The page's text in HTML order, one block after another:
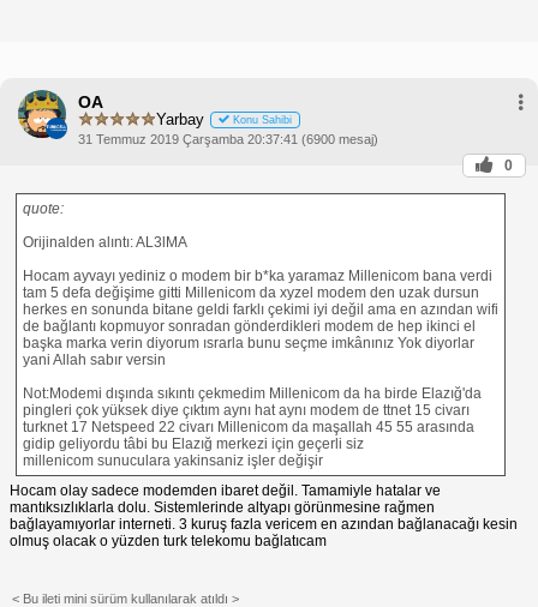
OA
Yarbay Konu Sahibi
31 Temmuz 2019 Çarşamba 20:37:41 (6900 mesaj)
0
quote:
Orijinalden alıntı: AL3lMA
Hocam ayvayı yediniz o modem bir b*ka yaramaz Millenicom bana verdi
tam 5 defa değişime gitti Millenicom da xyzel modem den uzak dursun
herkes en sonunda bitane geldi farklı çekimi iyi değil ama en azından wifi
de bağlantı kopmuyor sonradan gönderdikleri modem de hep ikinci el
başka marka verin diyorum ısrarla bunu seçme imkânınız Yok diyorlar
yani Allah sabır versin
Not:Modemi dışında sıkıntı çekmedim Millenicom da ha birde Elazığ'da
pingleri çok yüksek diye çıktım aynı hat aynı modem de ttnet 15 civarı
turknet 17 Netspeed 22 civarı Millenicom da maşallah 45 55 arasında
gidip geliyordu tâbi bu Elazığ merkezi için geçerli siz
millenicom sunuculara yakinsaniz işler değişir
Hocam olay sadece modemden ibaret değil. Tamamiyle hatalar ve
mantıksızlıklarla dolu. Sistemlerinde altyapı görünmesine rağmen
bağlayamıyorlar interneti. 3 kuruş fazla vericem en azından bağlanacağı kesin
olmuş olacak o yüzden turk telekomu bağlatıcam
< Bu ileti mini sürüm kullanılarak atıldı >